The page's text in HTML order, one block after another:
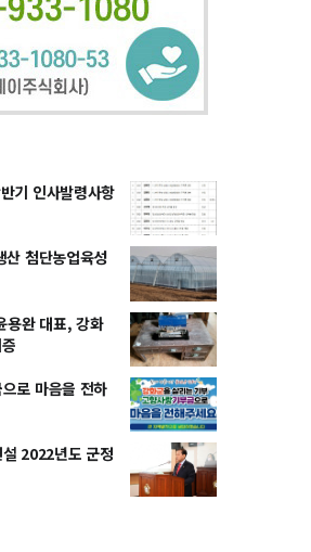
기 인사발령사항
산 첨단농업육성
용완 대표, 강화
로 마음을 전하
2022년도 군정